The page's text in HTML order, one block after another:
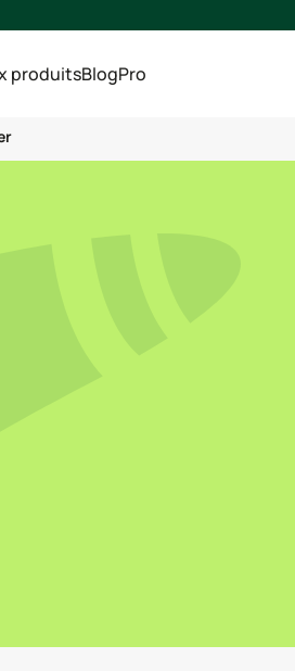
produitsBlogPro